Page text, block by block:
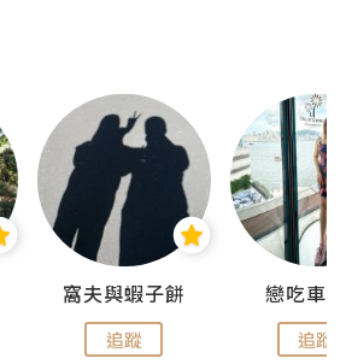
窩夫與蝦子餅
追蹤
戀吃車
追蹤